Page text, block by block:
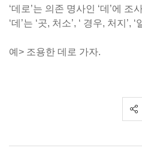
‘데로’는 의존 명사인 ‘데’에 조
‘데’는 ‘곳, 처소’, ‘ 경우, 처지’,
예> 조용한 데로 가자.